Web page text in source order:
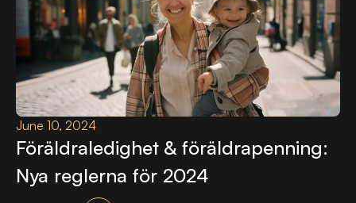
June 10, 2024
Föräldraledighet & föräldrapenning:
Nya reglerna för 2024